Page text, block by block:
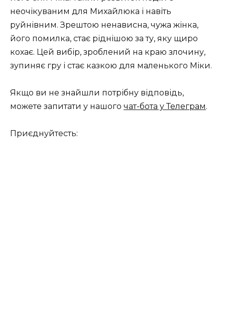
неочікуваним для Михайлюка і навіть
руйнівним. Зрештою ненависна, чужа жінка,
його помилка, стає ріднішою за ту, яку щиро
кохає. Цей вибір, зроблений на краю злочину,
зупиняє гру і стає казкою для маленького Міки.
Якщо ви не знайшли потрібну відповідь,
можете запитати у нашого чат-бота у Телеграм.
Приєднуйтесть: